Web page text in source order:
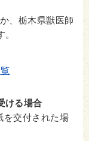
、栃木県獣医師
ける場合
を交付された場